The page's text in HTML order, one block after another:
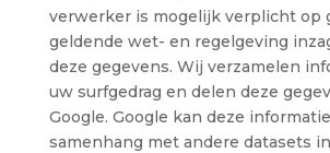
verwerker is mogelijk verplicht op
geldende wet- en regelgeving
deze gegevens. Wij verzamelen
uw surfgedrag en delen deze
Google. Google kan deze
samenhang met andere datasets